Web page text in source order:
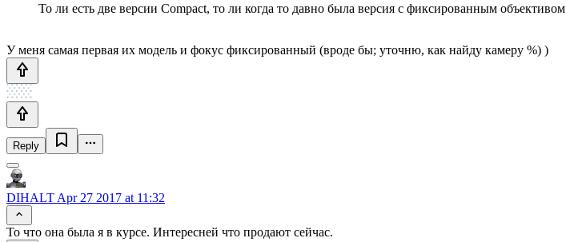
То ли есть две версии Compact, то ли когда то давно была версия с фиксированным объективом
У меня самая первая их модель и фокус фиксированный (вроде бы; уточню, как найду камеру %) )
Reply
DIHALT Apr 27 2017 at 11:32
То что она была я в курсе. Интересней что продают сейчас.